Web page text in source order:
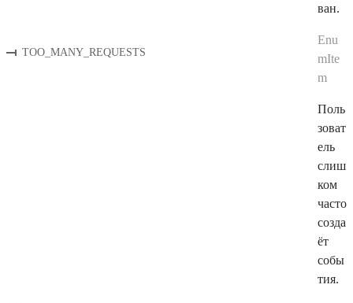
ван.
TOO_MANY_REQUESTS
Enu
mIte
m
Поль
зоват
ель
слиш
ком
часто
созда
ёт
собы
тия.